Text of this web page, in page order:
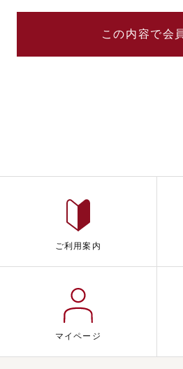
ご利用案内
マイページ